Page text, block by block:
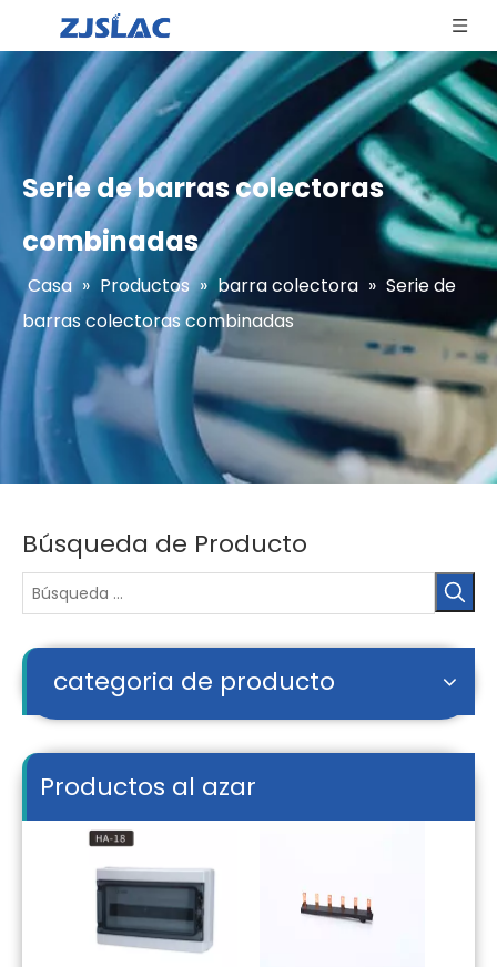
Serie de barras colectoras
combinadas
Casa » Productos » barra colectora » Serie de
barras colectoras combinadas
Búsqueda de Producto
categoria de producto
Productos al azar